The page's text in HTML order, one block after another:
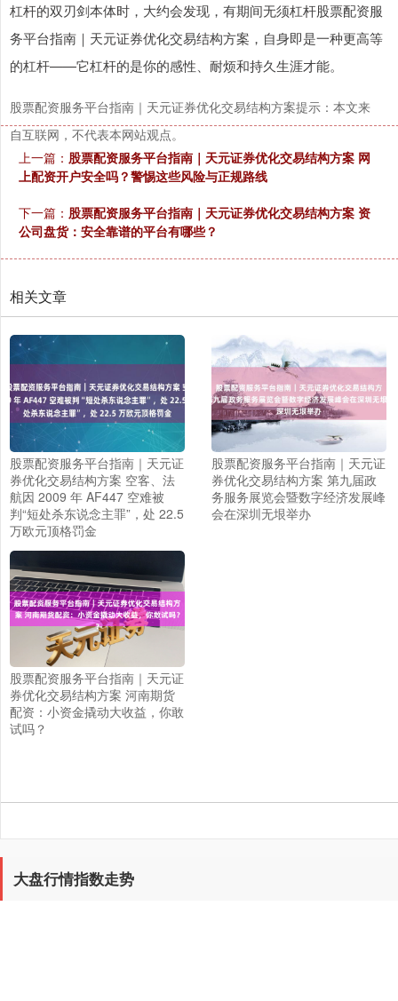
杠杆的双刃剑本体时，大约会发现，有期间无须杠杆股票配资服
务平台指南｜天元证券优化交易结构方案，自身即是一种更高等
的杠杆——它杠杆的是你的感性、耐烦和持久生涯才能。
股票配资服务平台指南｜天元证券优化交易结构方案提示：本文来
自互联网，不代表本网站观点。
上一篇： 股票配资服务平台指南｜天元证券优化交易结构方案 网
上配资开户安全吗？警惕这些风险与正规路线
下一篇： 股票配资服务平台指南｜天元证券优化交易结构方案 资
公司盘货：安全靠谱的平台有哪些？
相关文章
股票配资服务平台指南｜天元证
券优化交易结构方案 空客、法
航因 2009 年 AF447 空难被
判“短处杀东说念主罪”，处 22.5
万欧元顶格罚金
股票配资服务平台指南｜天元证
券优化交易结构方案 第九届政
务服务展览会暨数字经济发展峰
会在深圳无垠举办
股票配资服务平台指南｜天元证
券优化交易结构方案 河南期货
配资：小资金撬动大收益，你敢
试吗？
大盘行情指数走势